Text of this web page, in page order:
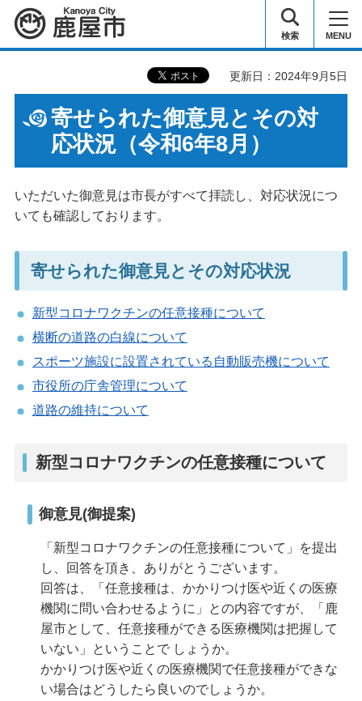
鹿屋市 検索 MENU
更新日：2024年9月5日
寄せられた御意見とその対
応状況（令和6年8月）
いただいた御意見は市長がすべて拝読し、対応状況につ
いても確認しております。
寄せられた御意見とその対応状況
新型コロナワクチンの任意接種について
横断の道路の白線について
スポーツ施設に設置されている自動販売機について
市役所の庁舎管理について​
道路の維持について
新型コロナワクチンの任意接種について
御意見(御提案)
「新型コロナワクチンの任意接種について」を提出
し、回答を頂き、ありがとうございます。
回答は、「任意接種は、かかりつけ医や近くの医療
機関に問い合わせるように」との内容ですが、「鹿
屋市として、任意接種ができる医療機関は把握して
いない」ということで しょうか。
かかりつけ医や近くの医療機関で任意接種ができな
い場合はどうしたら良いのでしょうか。